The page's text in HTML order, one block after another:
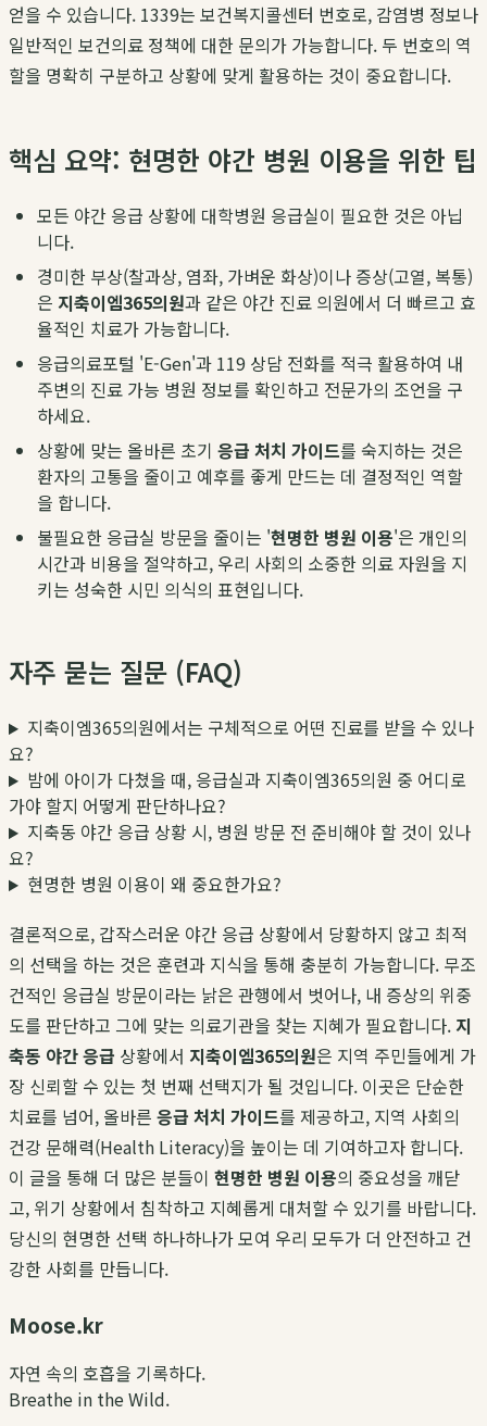
얻을 수 있습니다. 1339는 보건복지콜센터 번호로, 감염병 정보나
일반적인 보건의료 정책에 대한 문의가 가능합니다. 두 번호의 역
할을 명확히 구분하고 상황에 맞게 활용하는 것이 중요합니다.
핵심 요약: 현명한 야간 병원 이용을 위한 팁
모든 야간 응급 상황에 대학병원 응급실이 필요한 것은 아닙
니다.
경미한 부상(찰과상, 염좌, 가벼운 화상)이나 증상(고열, 복통)
은 지축이엠365의원과 같은 야간 진료 의원에서 더 빠르고 효
율적인 치료가 가능합니다.
응급의료포털 'E-Gen'과 119 상담 전화를 적극 활용하여 내
주변의 진료 가능 병원 정보를 확인하고 전문가의 조언을 구
하세요.
상황에 맞는 올바른 초기 응급 처치 가이드를 숙지하는 것은
환자의 고통을 줄이고 예후를 좋게 만드는 데 결정적인 역할
을 합니다.
불필요한 응급실 방문을 줄이는 '현명한 병원 이용'은 개인의
시간과 비용을 절약하고, 우리 사회의 소중한 의료 자원을 지
키는 성숙한 시민 의식의 표현입니다.
자주 묻는 질문 (FAQ)
지축이엠365의원에서는 구체적으로 어떤 진료를 받을 수 있나
요?
밤에 아이가 다쳤을 때, 응급실과 지축이엠365의원 중 어디로
가야 할지 어떻게 판단하나요?
지축동 야간 응급 상황 시, 병원 방문 전 준비해야 할 것이 있나
요?
현명한 병원 이용이 왜 중요한가요?
결론적으로, 갑작스러운 야간 응급 상황에서 당황하지 않고 최적
의 선택을 하는 것은 훈련과 지식을 통해 충분히 가능합니다. 무조
건적인 응급실 방문이라는 낡은 관행에서 벗어나, 내 증상의 위중
도를 판단하고 그에 맞는 의료기관을 찾는 지혜가 필요합니다. 지
축동 야간 응급 상황에서 지축이엠365의원은 지역 주민들에게 가
장 신뢰할 수 있는 첫 번째 선택지가 될 것입니다. 이곳은 단순한
치료를 넘어, 올바른 응급 처치 가이드를 제공하고, 지역 사회의
건강 문해력(Health Literacy)을 높이는 데 기여하고자 합니다.
이 글을 통해 더 많은 분들이 현명한 병원 이용의 중요성을 깨닫
고, 위기 상황에서 침착하고 지혜롭게 대처할 수 있기를 바랍니다.
당신의 현명한 선택 하나하나가 모여 우리 모두가 더 안전하고 건
강한 사회를 만듭니다.
Moose.kr
자연 속의 호흡을 기록하다.
Breathe in the Wild.